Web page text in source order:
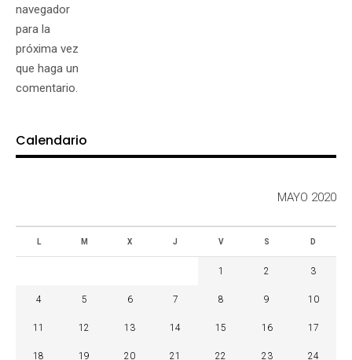
navegador
para la
próxima vez
que haga un
comentario.
Calendario
MAYO 2020
L M X J V S D
1 2 3
4 5 6 7 8 9 10
11 12 13 14 15 16 17
18 19 20 21 22 23 24